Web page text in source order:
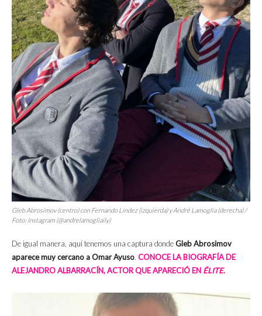
Gleb Abrosimov (centro) con Fernando Lindez (izquierda) y André Lamoglia (derecha) /
Foto: Instagram (@andrelamogliaily)
De igual manera, aquí tenemos una captura dondeGleb Abrosimov
aparece muy cercano a Omar Ayuso. CONOCE LA BIOGRAFÍA DE
ALEJANDRO ALBARRACÍN, ACTOR QUE APARECIÓ EN ÉLITE.